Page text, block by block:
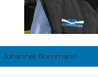
Johannes Bornmann